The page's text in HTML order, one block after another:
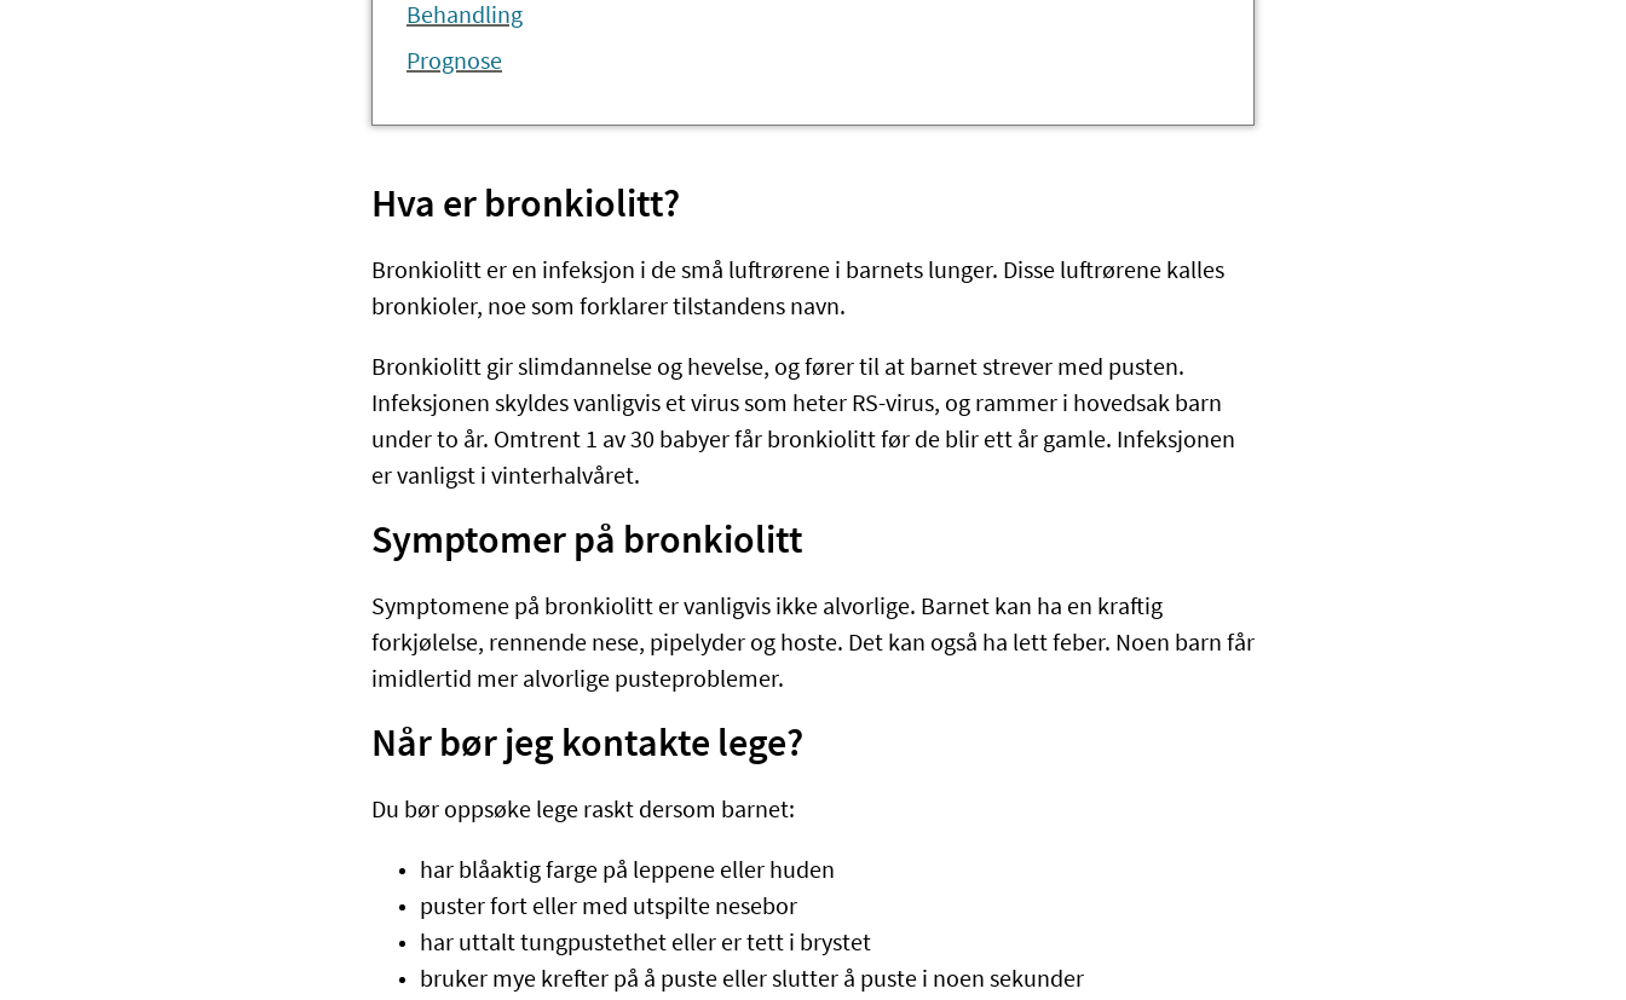
Behandling
Prognose
Hva er bronkiolitt?
Bronkiolitt er en infeksjon i de små luftrørene i barnets lunger. Disse luftrørene kalles
bronkioler, noe som forklarer tilstandens navn.
Bronkiolitt gir slimdannelse og hevelse, og fører til at barnet strever med pusten.
Infeksjonen skyldes vanligvis et virus som heter RS-virus, og rammer i hovedsak barn
under to år. Omtrent 1 av 30 babyer får bronkiolitt før de blir ett år gamle. Infeksjonen
er vanligst i vinterhalvåret.
Symptomer på bronkiolitt
Symptomene på bronkiolitt er vanligvis ikke alvorlige. Barnet kan ha en kraftig
forkjølelse, rennende nese, pipelyder og hoste. Det kan også ha lett feber. Noen barn får
imidlertid mer alvorlige pusteproblemer.
Når bør jeg kontakte lege?
Du bør oppsøke lege raskt dersom barnet:
har blåaktig farge på leppene eller huden
puster fort eller med utspilte nesebor
har uttalt tungpustethet eller er tett i brystet
bruker mye krefter på å puste eller slutter å puste i noen sekunder